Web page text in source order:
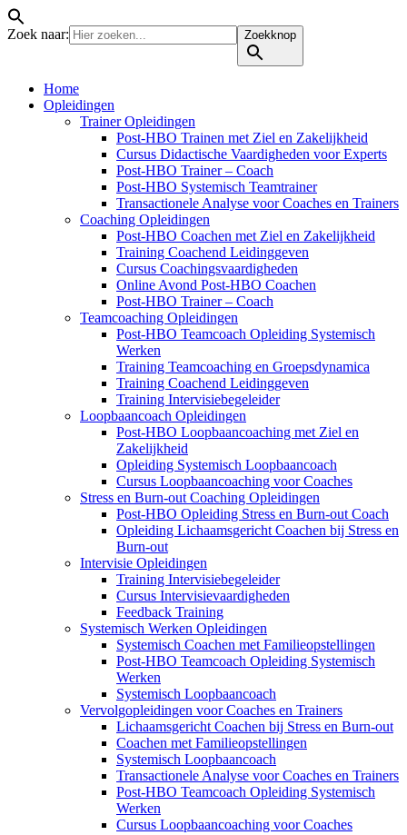
Zoek naar: Zoekknop
Home
Opleidingen
Trainer Opleidingen
Post-HBO Trainen met Ziel en Zakelijkheid
Cursus Didactische Vaardigheden voor Experts
Post-HBO Trainer – Coach
Post-HBO Systemisch Teamtrainer
Transactionele Analyse voor Coaches en Trainers
Coaching Opleidingen
Post-HBO Coachen met Ziel en Zakelijkheid
Training Coachend Leidinggeven
Cursus Coachingsvaardigheden
Online Avond Post-HBO Coachen
Post-HBO Trainer – Coach
Teamcoaching Opleidingen
Post-HBO Teamcoach Opleiding Systemisch
Werken
Training Teamcoaching en Groepsdynamica
Training Coachend Leidinggeven
Training Intervisiebegeleider
Loopbaancoach Opleidingen
Post-HBO Loopbaancoaching met Ziel en
Zakelijkheid
Opleiding Systemisch Loopbaancoach
Cursus Loopbaancoaching voor Coaches
Stress en Burn-out Coaching Opleidingen
Post-HBO Opleiding Stress en Burn-out Coach
Opleiding Lichaamsgericht Coachen bij Stress en
Burn-out
Intervisie Opleidingen
Training Intervisiebegeleider
Cursus Intervisievaardigheden
Feedback Training
Systemisch Werken Opleidingen
Systemisch Coachen met Familieopstellingen
Post-HBO Teamcoach Opleiding Systemisch
Werken
Systemisch Loopbaancoach
Vervolgopleidingen voor Coaches en Trainers
Lichaamsgericht Coachen bij Stress en Burn-out
Coachen met Familieopstellingen
Systemisch Loopbaancoach
Transactionele Analyse voor Coaches en Trainers
Post-HBO Teamcoach Opleiding Systemisch
Werken
Cursus Loopbaancoaching voor Coaches